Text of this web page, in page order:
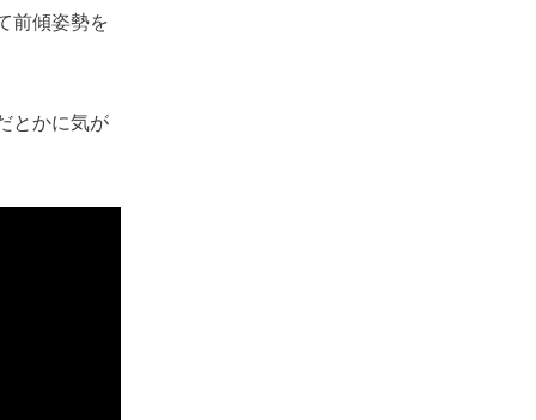
前傾姿勢を
とかに気が